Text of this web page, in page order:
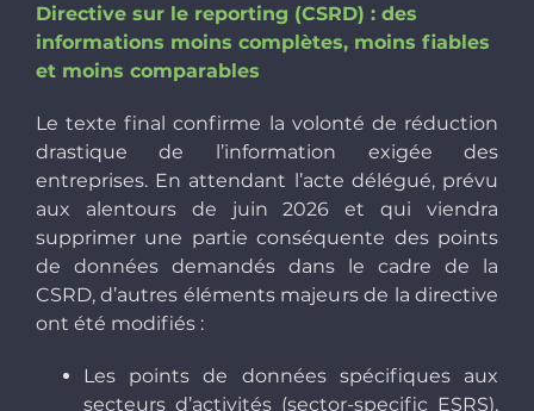
Directive sur le reporting (CSRD) : des
informations moins complètes, moins fiables
et moins comparables
Le texte final confirme la volonté de réduction
drastique de l’information exigée des
entreprises. En attendant l’acte délégué, prévu
aux alentours de juin 2026 et qui viendra
supprimer une partie conséquente des points
de données demandés dans le cadre de la
CSRD, d’autres éléments majeurs de la directive
ont été modifiés :
Les points de données spécifiques aux
secteurs d’activités (sector-specific ESRS),